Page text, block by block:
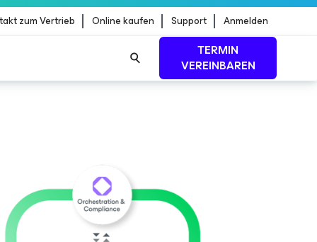
zum Vertrieb Online kaufen Support Anmelden
TERMIN
VEREINBAREN